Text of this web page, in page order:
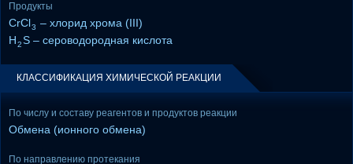
Продукты
CrCl3 – хлорид хрома (III)
H2S – сероводородная кислота
КЛАССИФИКАЦИЯ ХИМИЧЕСКОЙ РЕАКЦИИ
По числу и составу реагентов и продуктов реакции
Обмена (ионного обмена)
По направлению протекания